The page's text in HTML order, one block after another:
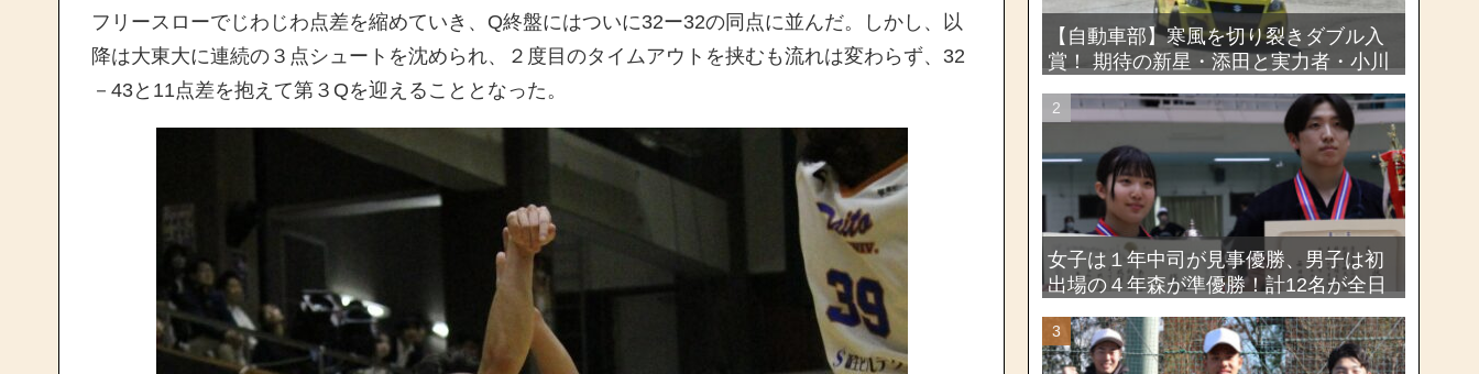
フリースローでじわじわ点差を縮めていき、Q終盤にはついに32ー32の同点に並んだ。しかし、以
降は大東大に連続の３点シュートを沈められ、２度目のタイムアウトを挟むも流れは変わらず、32
－43と11点差を抱えて第３Qを迎えることとなった。
【自動車部】寒風を切り裂きダブル入
賞！ 期待の新星・添田と実力者・小川
大会2026
女子は１年中司が見事優勝、男子は初
出場の４年森が準優勝！計12名が全日
剣道選手権大会・第72回関東学生剣道
選手権大会